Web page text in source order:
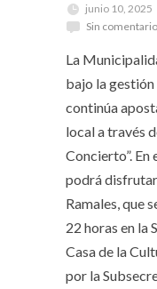
junio 10, 2025
Sin
La
bajo la
continúa
local a través
Concierto”. En
podrá
Ramales, que
22 horas en la
Casa de la
por la